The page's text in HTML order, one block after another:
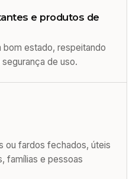
e produtos de
estado, respeitando
de uso.
ou fardos fechados, úteis
famílias e pessoas